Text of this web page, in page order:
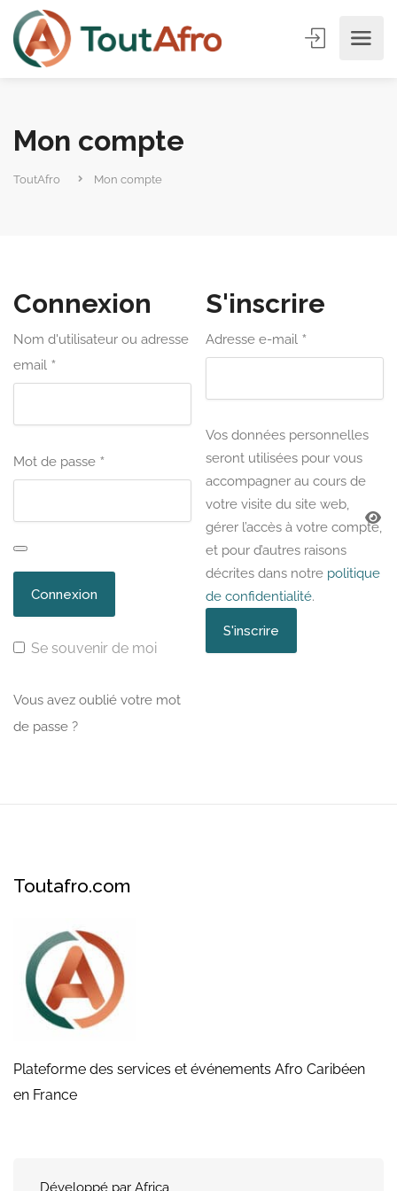
Mon compte
ToutAfro Mon compte
Connexion
Nom d'utilisateur ou adresse
email *
Mot de passe *
Se souvenir de moi
Vous avez oublié votre mot
de passe ?
S'inscrire
Adresse e-mail *
Vos données personnelles
seront utilisées pour vous
accompagner au cours de
votre visite du site web,
gérer l’accès à votre compte,
et pour d’autres raisons
décrites dans notre politique
de confidentialité.
Toutafro.com
Plateforme des services et événements Afro Caribéen
en France
Développé par Africa